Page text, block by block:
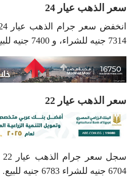
سعر الذهب عيار 24
7314 جنيه للشراء، و 7400 جنيه للبيع، وفقًا لآخر تحديثات.
سعر الذهب عيار 22
6704 جنيه للشراء 6783 جنيه للبيع.